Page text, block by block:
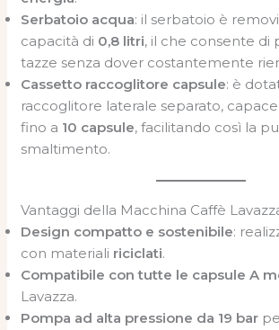
Serbatoio acqua: il serbatoio è
capacità di 0,8 litri, il che consente di
tazze senza dover costantemente
Cassetto raccoglitore capsule: è
raccoglitore laterale separato,
fino a 10 capsule, facilitando così la
smaltimento.
Vantaggi della Macchina Caffè
Design compatto e sostenibile:
con materiali riciclati.
Compatibile con tutte le capsule A
Lavazza.
Pompa ad alta pressione da 19 bar